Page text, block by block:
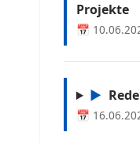
Projekte
📅
▶
📅